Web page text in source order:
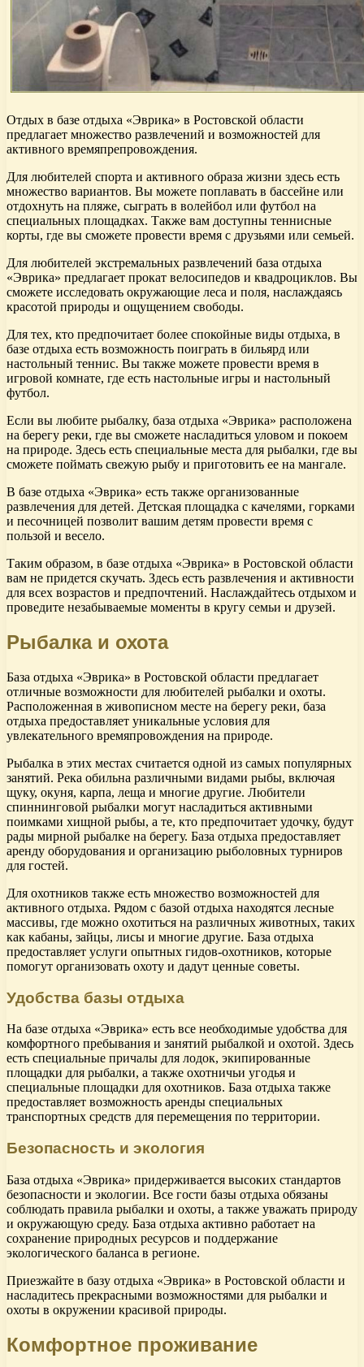
Отдых в базе отдыха «Эврика» в Ростовской области
предлагает множество развлечений и возможностей для
активного времяпрепровождения.
Для любителей спорта и активного образа жизни здесь есть
множество вариантов. Вы можете поплавать в бассейне или
отдохнуть на пляже, сыграть в волейбол или футбол на
специальных площадках. Также вам доступны теннисные
корты, где вы сможете провести время с друзьями или семьей.
Для любителей экстремальных развлечений база отдыха
«Эврика» предлагает прокат велосипедов и квадроциклов. Вы
сможете исследовать окружающие леса и поля, наслаждаясь
красотой природы и ощущением свободы.
Для тех, кто предпочитает более спокойные виды отдыха, в
базе отдыха есть возможность поиграть в бильярд или
настольный теннис. Вы также можете провести время в
игровой комнате, где есть настольные игры и настольный
футбол.
Если вы любите рыбалку, база отдыха «Эврика» расположена
на берегу реки, где вы сможете насладиться уловом и покоем
на природе. Здесь есть специальные места для рыбалки, где вы
сможете поймать свежую рыбу и приготовить ее на мангале.
В базе отдыха «Эврика» есть также организованные
развлечения для детей. Детская площадка с качелями, горками
и песочницей позволит вашим детям провести время с
пользой и весело.
Таким образом, в базе отдыха «Эврика» в Ростовской области
вам не придется скучать. Здесь есть развлечения и активности
для всех возрастов и предпочтений. Наслаждайтесь отдыхом и
проведите незабываемые моменты в кругу семьи и друзей.
Рыбалка и охота
База отдыха «Эврика» в Ростовской области предлагает
отличные возможности для любителей рыбалки и охоты.
Расположенная в живописном месте на берегу реки, база
отдыха предоставляет уникальные условия для
увлекательного времяпровождения на природе.
Рыбалка в этих местах считается одной из самых популярных
занятий. Река обильна различными видами рыбы, включая
щуку, окуня, карпа, леща и многие другие. Любители
спиннинговой рыбалки могут насладиться активными
поимками хищной рыбы, а те, кто предпочитает удочку, будут
рады мирной рыбалке на берегу. База отдыха предоставляет
аренду оборудования и организацию рыболовных турниров
для гостей.
Для охотников также есть множество возможностей для
активного отдыха. Рядом с базой отдыха находятся лесные
массивы, где можно охотиться на различных животных, таких
как кабаны, зайцы, лисы и многие другие. База отдыха
предоставляет услуги опытных гидов-охотников, которые
помогут организовать охоту и дадут ценные советы.
Удобства базы отдыха
На базе отдыха «Эврика» есть все необходимые удобства для
комфортного пребывания и занятий рыбалкой и охотой. Здесь
есть специальные причалы для лодок, экипированные
площадки для рыбалки, а также охотничьи угодья и
специальные площадки для охотников. База отдыха также
предоставляет возможность аренды специальных
транспортных средств для перемещения по территории.
Безопасность и экология
База отдыха «Эврика» придерживается высоких стандартов
безопасности и экологии. Все гости базы отдыха обязаны
соблюдать правила рыбалки и охоты, а также уважать природу
и окружающую среду. База отдыха активно работает на
сохранение природных ресурсов и поддержание
экологического баланса в регионе.
Приезжайте в базу отдыха «Эврика» в Ростовской области и
насладитесь прекрасными возможностями для рыбалки и
охоты в окружении красивой природы.
Комфортное проживание